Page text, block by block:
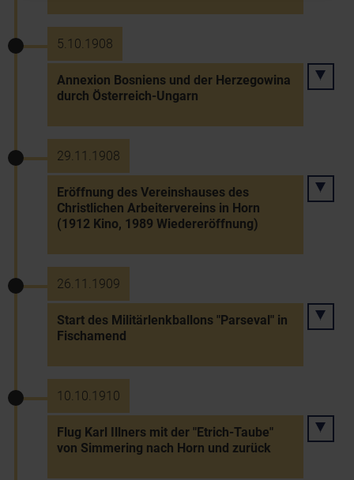
5.10.1908
Annexion Bosniens und der Herzegowina
durch Österreich-Ungarn
29.11.1908
Eröffnung des Vereinshauses des
Christlichen Arbeitervereins in Horn
(1912 Kino, 1989 Wiedereröffnung)
26.11.1909
Start des Militärlenkballons "Parseval" in
Fischamend
10.10.1910
Flug Karl Illners mit der "Etrich-Taube"
von Simmering nach Horn und zurück